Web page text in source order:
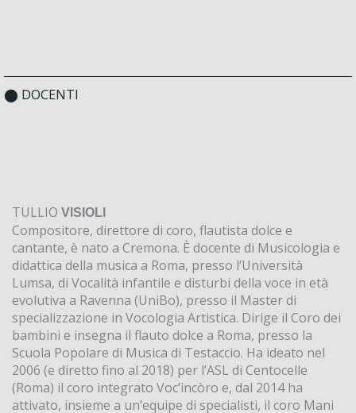
⬤ DOCENTI
TULLIO VISIOLI
Compositore, direttore di coro, flautista dolce e
cantante, è nato a Cremona. È docente di Musicologia e
didattica della musica a Roma, presso l’Università
Lumsa, di Vocalità infantile e disturbi della voce in età
evolutiva a Ravenna (UniBo), presso il Master di
specializzazione in Vocologia Artistica. Dirige il Coro dei
bambini e insegna il flauto dolce a Roma, presso la
Scuola Popolare di Musica di Testaccio. Ha ideato nel
2006 (e diretto fino al 2018) per l’ASL di Centocelle
(Roma) il coro integrato Voc’incòro e, dal 2014 ha
attivato, insieme a un’equipe di specialisti, il coro Mani